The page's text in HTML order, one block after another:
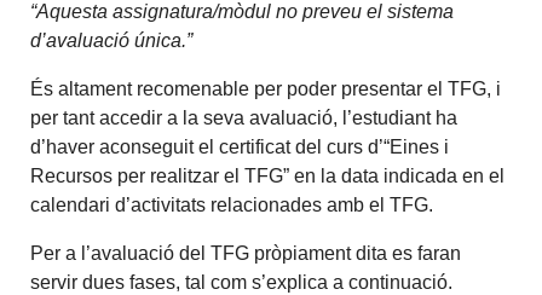
“Aquesta assignatura/mòdul no preveu el sistema
d’avaluació única.”
És altament recomenable per poder presentar el TFG, i
per tant accedir a la seva avaluació, l’estudiant ha
d’haver aconseguit el certificat del curs d’“Eines i
Recursos per realitzar el TFG” en la data indicada en el
calendari d’activitats relacionades amb el TFG.
Per a l’avaluació del TFG pròpiament dita es faran
servir dues fases, tal com s’explica a continuació.